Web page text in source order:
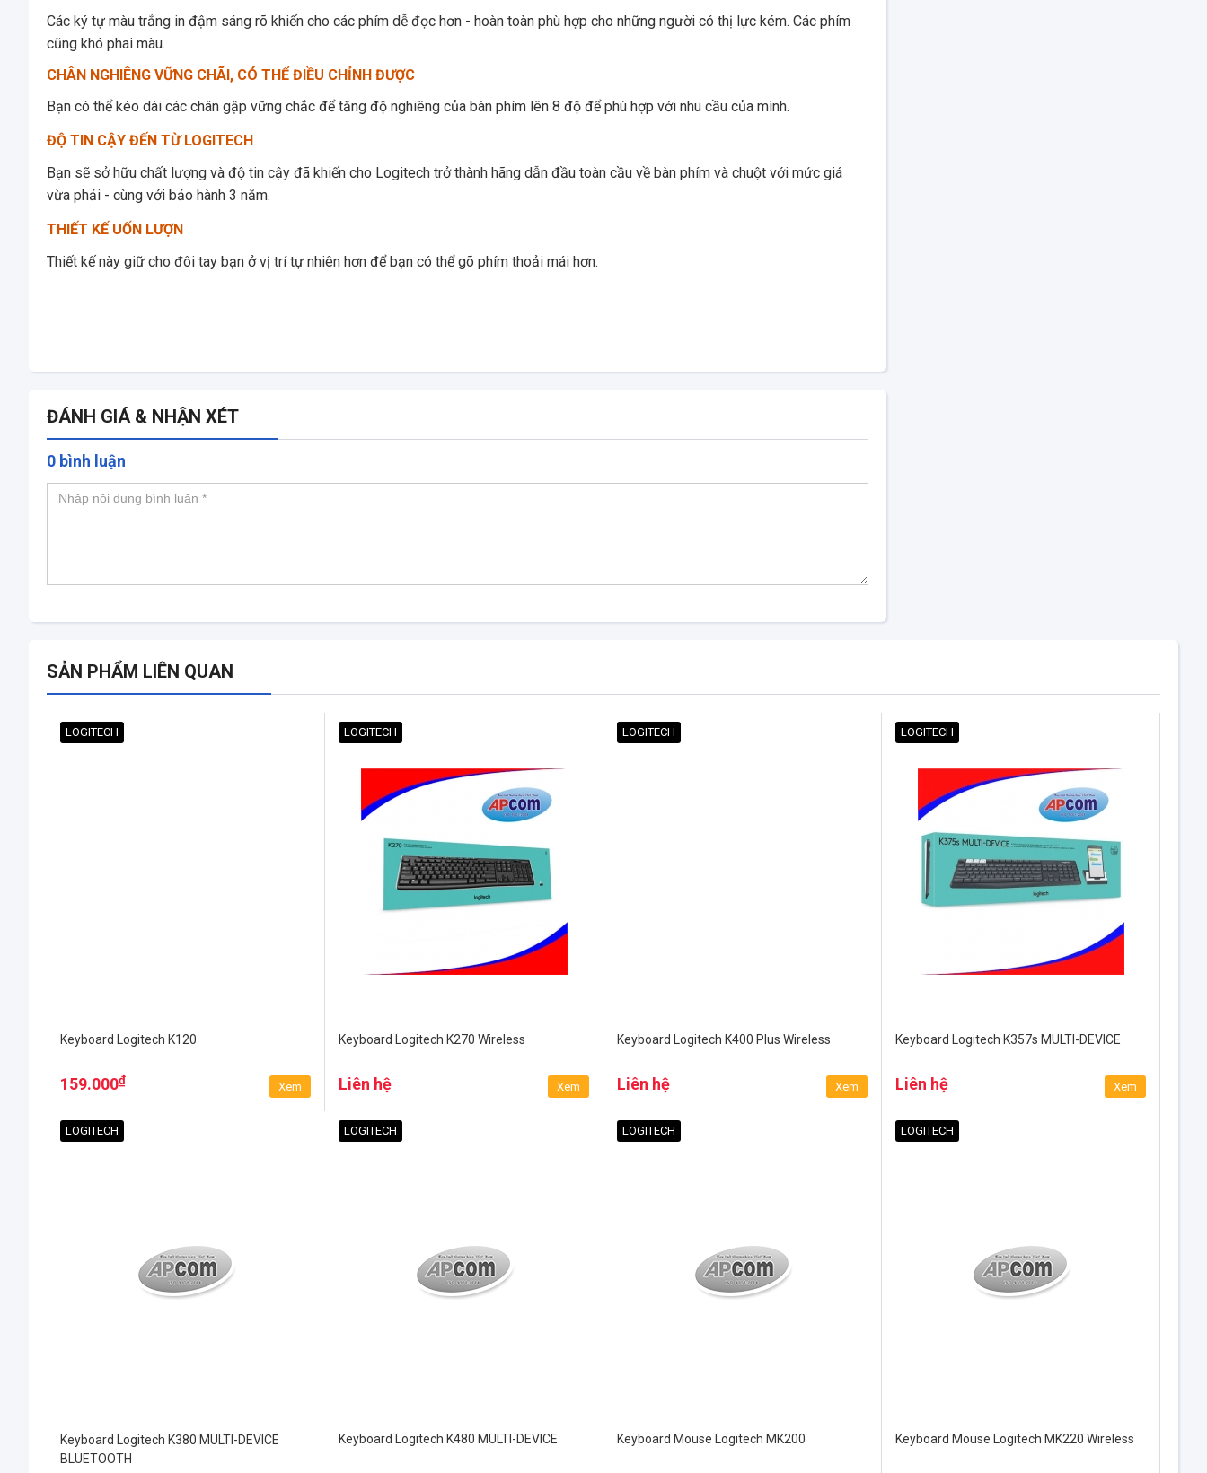
Các ký tự màu trắng in đậm sáng rõ khiến cho các phím dễ đọc hơn - hoàn toàn phù hợp cho những người có thị lực kém. Các phím
cũng khó phai màu.
CHÂN NGHIÊNG VỮNG CHÃI, CÓ THỂ ĐIỀU CHỈNH ĐƯỢC
Bạn có thể kéo dài các chân gập vững chắc để tăng độ nghiêng của bàn phím lên 8 độ để phù hợp với nhu cầu của mình.
ĐỘ TIN CẬY ĐẾN TỪ LOGITECH
Bạn sẽ sở hữu chất lượng và độ tin cậy đã khiến cho Logitech trở thành hãng dẫn đầu toàn cầu về bàn phím và chuột với mức giá
vừa phải - cùng với bảo hành 3 năm.
THIẾT KẾ UỐN LƯỢN
Thiết kế này giữ cho đôi tay bạn ở vị trí tự nhiên hơn để bạn có thể gõ phím thoải mái hơn.
ĐÁNH GIÁ & NHẬN XÉT
0 bình luận
SẢN PHẨM LIÊN QUAN
LOGITECH
Keyboard Logitech K120
159.000₫
Xem
LOGITECH
Keyboard Logitech K270 Wireless
Liên hệ Xem
LOGITECH
Keyboard Logitech K400 Plus Wireless
Liên hệ Xem
LOGITECH
Keyboard Logitech K357s MULTI-DEVICE
Liên hệ Xem
LOGITECH
Keyboard Logitech K380 MULTI-DEVICE
BLUETOOTH
LOGITECH
Keyboard Logitech K480 MULTI-DEVICE
LOGITECH
Keyboard Mouse Logitech MK200
LOGITECH
Keyboard Mouse Logitech MK220 Wireless